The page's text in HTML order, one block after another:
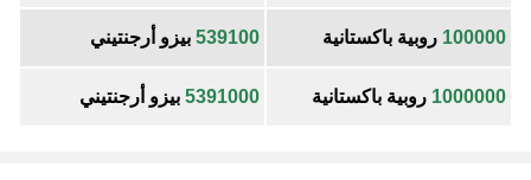
100000 روبية باكستانية 539100 بيزو أرجنتيني
1000000 روبية باكستانية 5391000 بيزو أرجنتيني